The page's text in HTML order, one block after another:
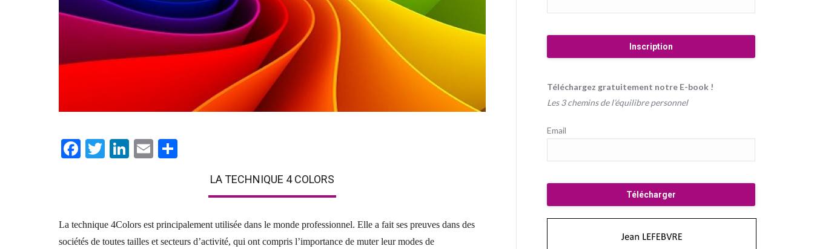
Facebook
Twitter
LinkedIn
Email
LA TECHNIQUE 4 COLORS
La technique 4Colors est principalement utilisée dans le monde professionnel. Elle a fait ses preuves dans des
sociétés de toutes tailles et secteurs d’activité, qui ont compris l’importance de muter leur modes de
Téléchargez gratuitement notre E-book !
Les 3 chemins de l’équilibre personnel
Email